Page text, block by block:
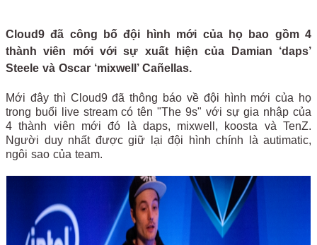
Cloud9 đã công bố đội hình mới của họ bao gồm 4
thành viên mới với sự xuất hiện của Damian ‘daps’
Steele và Oscar ‘mixwell’ Cañellas.
Mới đây thì Cloud9 đã thông báo về đội hình mới của họ
trong buổi live stream có tên "The 9s" với sự gia nhập của
4 thành viên mới đó là daps, mixwell, koosta và TenZ.
Người duy nhất được giữ lại đội hình chính là autimatic,
ngôi sao của team.